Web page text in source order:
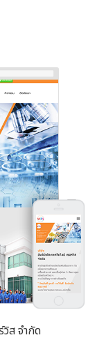
ส จำกัด